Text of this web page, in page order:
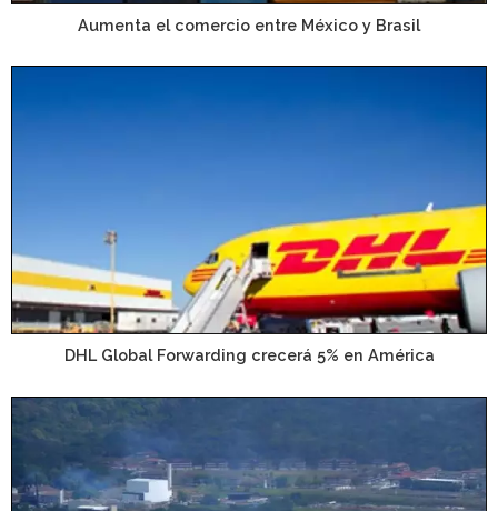
Aumenta el comercio entre México y Brasil
DHL Global Forwarding crecerá 5% en América